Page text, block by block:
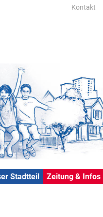
Kontakt
Stadtteil Zeitung & Infos